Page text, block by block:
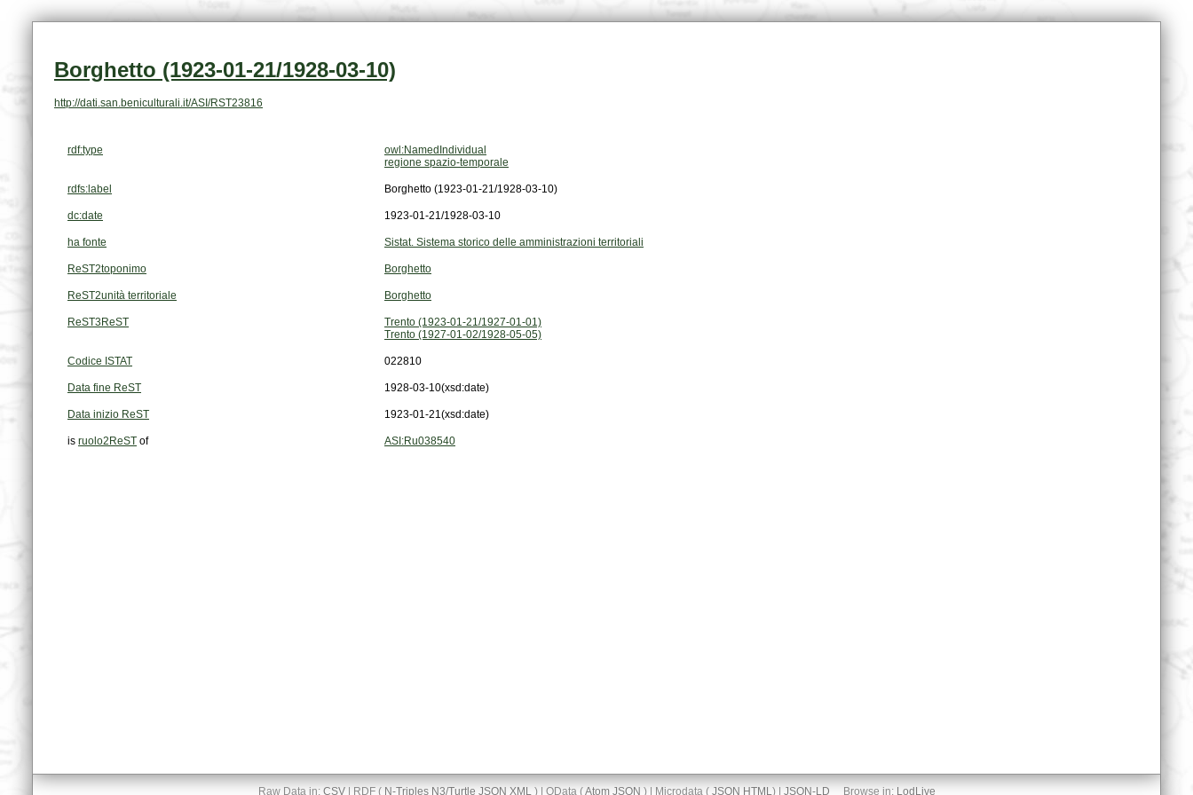
Borghetto (1923-01-21/1928-03-10)
http://dati.san.beniculturali.it/ASI/RST23816
rdf:type
owl:NamedIndividual
regione spazio-temporale
rdfs:label Borghetto (1923-01-21/1928-03-10)
dc:date 1923-01-21/1928-03-10
ha fonte Sistat. Sistema storico delle amministrazioni territoriali
ReST2toponimo Borghetto
ReST2unità territoriale Borghetto
ReST3ReST
Trento (1923-01-21/1927-01-01)
Trento (1927-01-02/1928-05-05)
Codice ISTAT 022810
Data fine ReST 1928-03-10(xsd:date)
Data inizio ReST 1923-01-21(xsd:date)
is ruolo2ReST of ASI:Ru038540
Raw Data in: CSV| RDF ( N-Triples N3/Turtle JSON XML) | OData (Atom JSON ) | Microdata ( JSON HTML) | JSON-LD Browse in: LodLive